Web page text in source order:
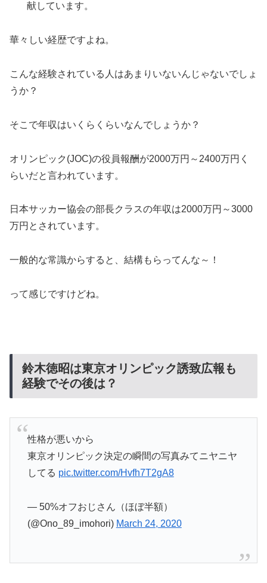
献しています。
華々しい経歴ですよね。
こんな経験されている人はあまりいないんじゃないでしょ
うか？
そこで年収はいくらくらいなんでしょうか？
オリンピック(JOC)の役員報酬が2000万円～2400万円く
らいだと言われています。
日本サッカー協会の部長クラスの年収は2000万円～3000
万円とされています。
一般的な常識からすると、結構もらってんな～！
って感じですけどね。
鈴木徳昭は東京オリンピック誘致広報も
経験でその後は？
性格が悪いから
東京オリンピック決定の瞬間の写真みてニヤニヤ
してる pic.twitter.com/Hvfh7T2gA8
— 50%オフおじさん（ほぼ半額）
(@Ono_89_imohori) March 24, 2020